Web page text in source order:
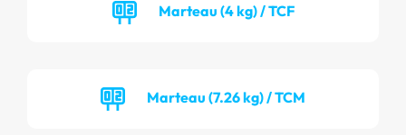
Marteau (4 kg) / TCF
Marteau (7.26 kg) / TCM